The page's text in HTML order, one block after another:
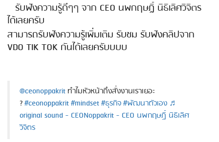
รับฟังความรู้ดีๆๆ จาก CEO นพกฤษฎิ์ นิธิเลิศวิจิตร
ได้เลยครับ
สามารถรับฟังความรู้เพิ่มเติม รับชม รับฟังคลิปจาก
VDO TIK TOK กันได้เลยครับบบบ
@ceonoppakrit ทำไมหัวหน้าถึงสั่งงานเราเยอะ
?#ceonoppakrit#mindset#ธุรกิจ#พัฒนาตัวเอง ♬
original sound - CEONoppakrit - CEO นพกฤษฏิ์ นิธิเลิศ
วิจิตร